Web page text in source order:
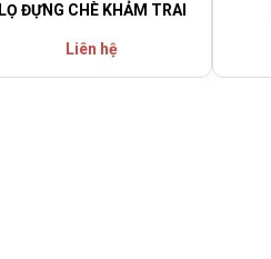
LỌ ĐỰNG CHÈ KHẢM TRAI
Liên hệ